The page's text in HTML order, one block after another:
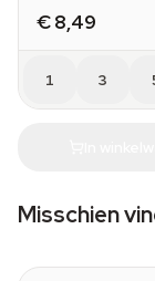
€ 8,49
1 3
Misschien